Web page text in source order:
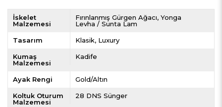
İskelet
Malzemesi
Fırınlanmış Gürgen Ağacı Yonga
Levha / Sunta Lam
Tasarım Klasik Luxury
Kumaş
Malzemesi
Kadife
Ayak Rengi Gold/Altın
Koltuk Oturum
Malzemesi
28 DNS Sünger